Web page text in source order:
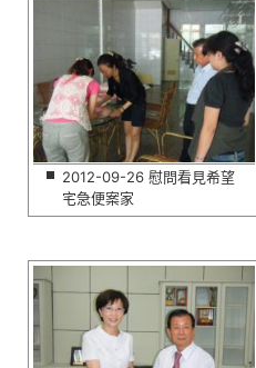
2012-09-26 慰問看見希望
宅急便案家